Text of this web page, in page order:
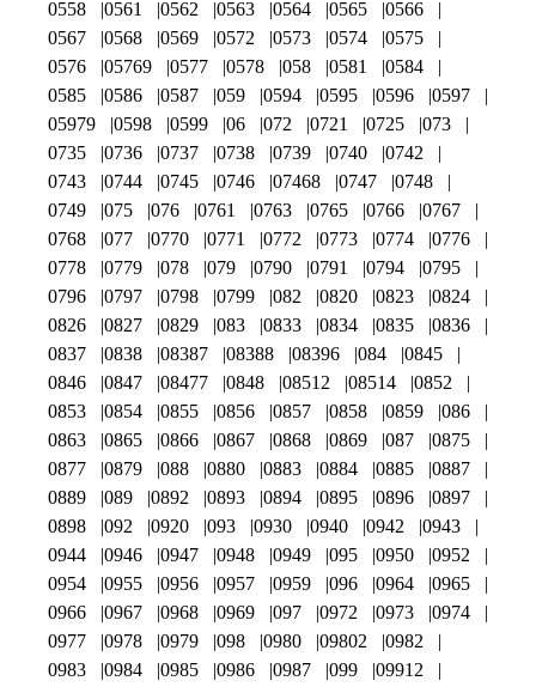
0558
0561 0562 0563 0564 0565
0566
0567
0568 0569 0572 0573 0574
0575
0576
05769 0577 0578 058 0581
0584
0585
0586 0587 059 0594 0595 0596
0597
05979
0598 0599 06 072 0721 0725
073
0735
0736 0737 0738 0739 0740
0742
0743
0744 0745 0746 07468 0747
0748
0749
075 076 0761 0763 0765 0766
0767
0768
077 0770 0771 0772 0773 0774
0776
0778
0779 078 079 0790 0791 0794
0795
0796
0797 0798 0799 082 0820 0823
0824
0826
0827 0829 083 0833 0834 0835
0836
0837
0838 08387 08388 08396 084
0845
0846
0847 08477 0848 08512 08514
0852
0853
0854 0855 0856 0857 0858 0859
086
0863
0865 0866 0867 0868 0869 087
0875
0877
0879 088 0880 0883 0884 0885
0887
0889
089 0892 0893 0894 0895 0896
0897
0898
092 0920 093 0930 0940 0942
0943
0944
0946 0947 0948 0949 095 0950
0952
0954
0955 0956 0957 0959 096 0964
0965
0966
0967 0968 0969 097 0972 0973
0974
0977
0978 0979 098 0980 09802
0982
0983
0984 0985 0986 0987 099
09912